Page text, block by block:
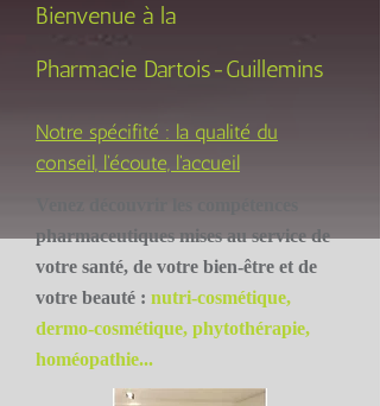
Bienvenue à la
Pharmacie Dartois-Guillemins
Notre spécifité : la qualité du
conseil, l'écoute, l'accueil
pharmaceutiques mises au service de
votre santé, de votre bien-être et de
votre beauté : nutri-cosmétique,
dermo-cosmétique, phytothérapie,
homéopathie...